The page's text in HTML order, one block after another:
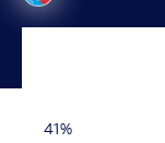
41%